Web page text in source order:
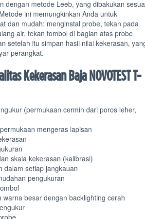
dengan metode Leeb, yang dibakukan
ini memungkinkan Anda untuk
dan mudah: menginstal probe, tekan pada
air, tekan tombol di bagian atas probe
setelah itu simpan hasil nilai kekerasan,
perangkat.
Kekerasan Baja NOVOTEST T-
(permukaan cermin dari poros leher,
mengeras lapisan
skala kekerasan (kalibrasi)
dalam setiap jangkauan
pengukuran
warna besar dengan backlighting cerah